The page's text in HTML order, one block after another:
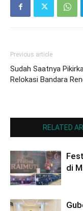
Previous article
Sudah Saatnya
Relokasi Bandara
RELATED
di